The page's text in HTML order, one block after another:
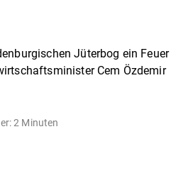
Jüterbog ein Feuer
Cem Özdemir
2 Minuten